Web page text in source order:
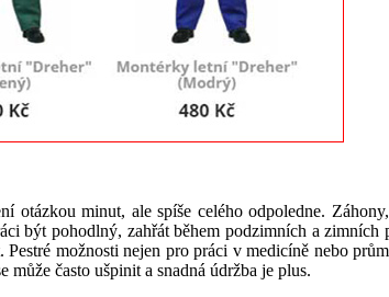
minut, ale spíše celého odpoledne.
být pohodlný, zahřát během podzimních a zimních
možnosti nejen pro práci v medicíně nebo
často ušpinit a snadná údržba je plus.